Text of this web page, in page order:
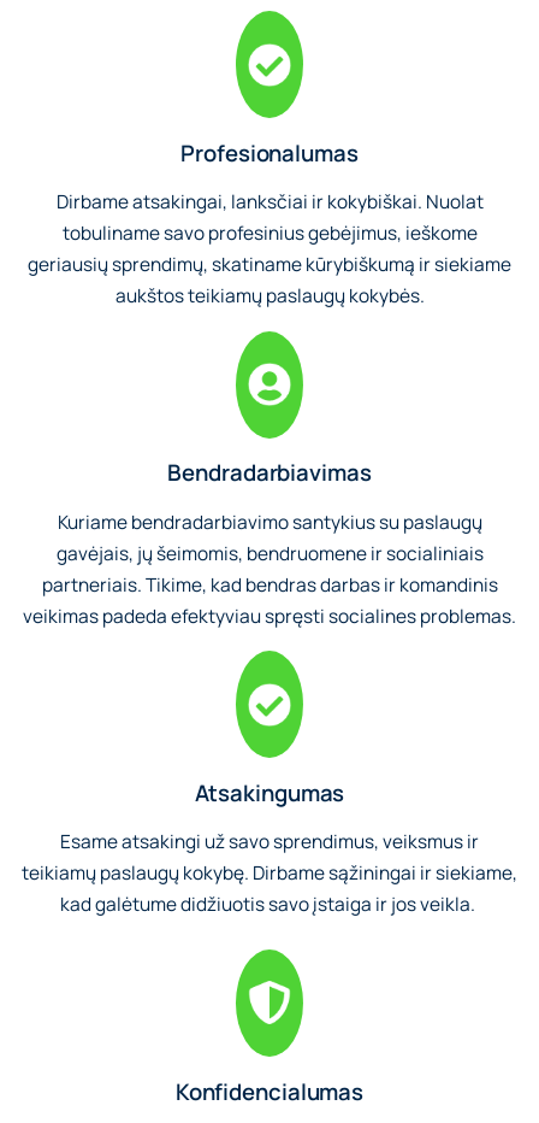
Profesionalumas
Dirbame atsakingai, lanksčiai ir kokybiškai. Nuolat
tobuliname savo profesinius gebėjimus, ieškome
geriausių sprendimų, skatiname kūrybiškumą ir siekiame
aukštos teikiamų paslaugų kokybės.
Bendradarbiavimas
Kuriame bendradarbiavimo santykius su paslaugų
gavėjais, jų šeimomis, bendruomene ir socialiniais
partneriais. Tikime, kad bendras darbas ir komandinis
veikimas padeda efektyviau spręsti socialines problemas.
Atsakingumas
Esame atsakingi už savo sprendimus, veiksmus ir
teikiamų paslaugų kokybę. Dirbame sąžiningai ir siekiame,
kad galėtume didžiuotis savo įstaiga ir jos veikla.
Konfidencialumas